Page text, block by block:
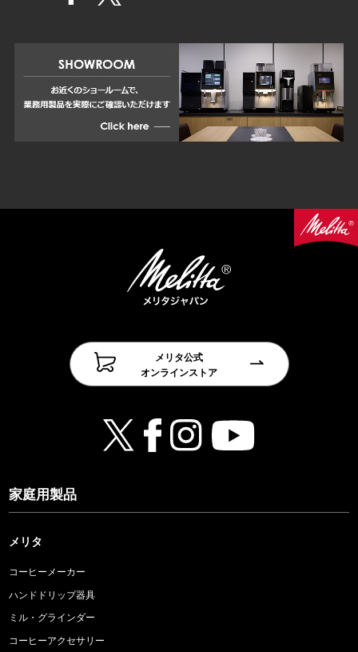
メリタ公式
オンラインストア
家庭用製品
メリタ
コーヒーメーカー
ハンドドリップ器具
ミル・グラインダー
コーヒーアクセサリー